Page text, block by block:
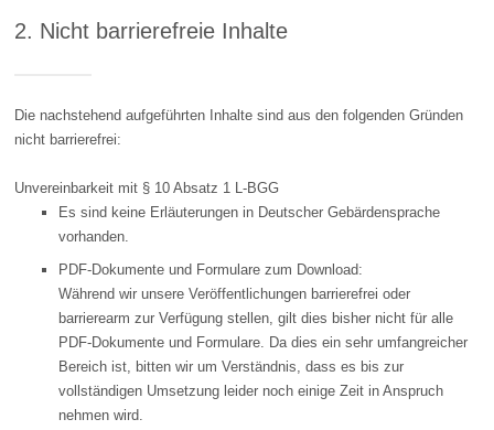
2. Nicht barrierefreie Inhalte
Die nachstehend aufgeführten Inhalte sind aus den folgenden Gründen
nicht barrierefrei:
Unvereinbarkeit mit § 10 Absatz 1 L-BGG
Es sind keine Erläuterungen in Deutscher Gebärdensprache
vorhanden.
PDF-Dokumente und Formulare zum Download:
Während wir unsere Veröffentlichungen barrierefrei oder
barrierearm zur Verfügung stellen, gilt dies bisher nicht für alle
PDF-Dokumente und Formulare. Da dies ein sehr umfangreicher
Bereich ist, bitten wir um Verständnis, dass es bis zur
vollständigen Umsetzung leider noch einige Zeit in Anspruch
nehmen wird.